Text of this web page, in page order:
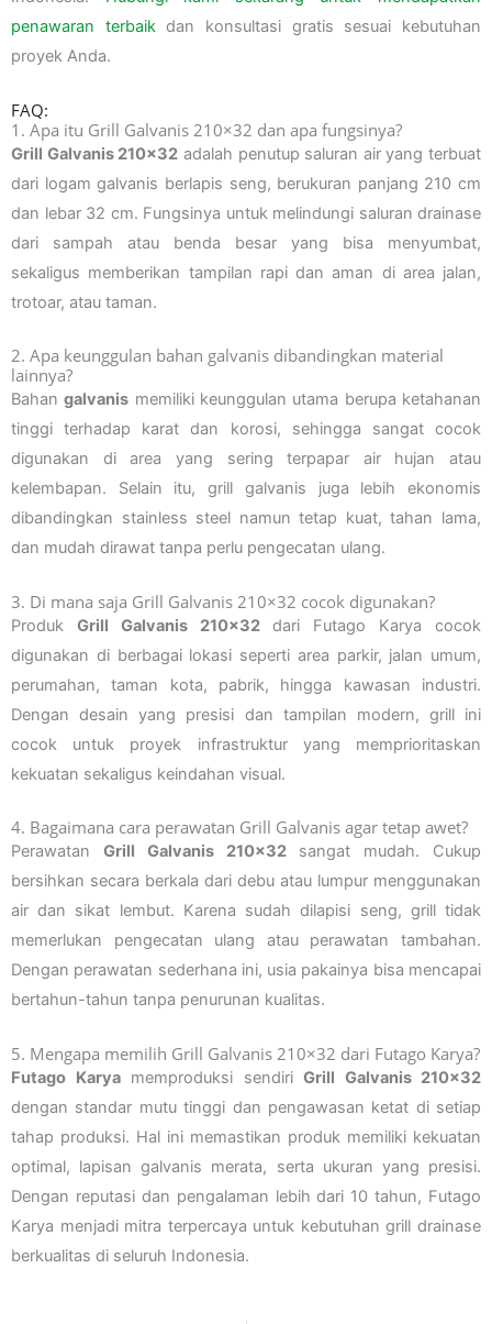
penawaran terbaikdan konsultasi gratis sesuai kebutuhan
proyek Anda.
FAQ:
1. Apa itu Grill Galvanis 210×32 dan apa fungsinya?
Grill Galvanis 210×32 adalah penutup saluran air yang terbuat
dari logam galvanis berlapis seng, berukuran panjang 210 cm
dan lebar 32 cm. Fungsinya untuk melindungi saluran drainase
dari sampah atau benda besar yang bisa menyumbat,
sekaligus memberikan tampilan rapi dan aman di area jalan,
trotoar, atau taman.
2. Apa keunggulan bahan galvanis dibandingkan material
lainnya?
Bahangalvanis memiliki keunggulan utama berupa ketahanan
tinggi terhadap karat dan korosi, sehingga sangat cocok
digunakan di area yang sering terpapar air hujan atau
kelembapan. Selain itu, grill galvanis juga lebih ekonomis
dibandingkan stainless steel namun tetap kuat, tahan lama,
dan mudah dirawat tanpa perlu pengecatan ulang.
3. Di mana saja Grill Galvanis 210×32 cocok digunakan?
Produk Grill Galvanis 210×32dari Futago Karya cocok
digunakan di berbagai lokasi seperti area parkir, jalan umum,
perumahan, taman kota, pabrik, hingga kawasan industri.
Dengan desain yang presisi dan tampilan modern, grill ini
cocok untuk proyek infrastruktur yang memprioritaskan
kekuatan sekaligus keindahan visual.
4. Bagaimana cara perawatan Grill Galvanis agar tetap awet?
Perawatan Grill Galvanis 210×32sangat mudah. Cukup
bersihkan secara berkala dari debu atau lumpur menggunakan
air dan sikat lembut. Karena sudah dilapisi seng, grill tidak
memerlukan pengecatan ulang atau perawatan tambahan.
Dengan perawatan sederhana ini, usia pakainya bisa mencapai
bertahun-tahun tanpa penurunan kualitas.
5. Mengapa memilih Grill Galvanis 210×32 dari Futago Karya?
Futago Karyamemproduksi sendiri Grill Galvanis 210×32
dengan standar mutu tinggi dan pengawasan ketat di setiap
tahap produksi. Hal ini memastikan produk memiliki kekuatan
optimal, lapisan galvanis merata, serta ukuran yang presisi.
Dengan reputasi dan pengalaman lebih dari 10 tahun, Futago
Karya menjadi mitra terpercaya untuk kebutuhan grill drainase
berkualitas di seluruh Indonesia.